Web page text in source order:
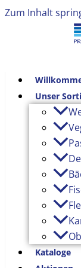
Zum Inhalt
Unser
Kataloge